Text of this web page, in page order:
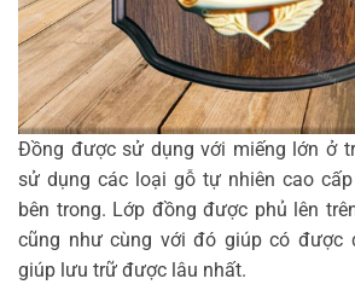
Đồng được sử dụng với miếng lớn ở
sử dụng các loại gỗ tự nhiên cao
bên trong. Lớp đồng được phủ lên
cũng như cùng với đó giúp có được
giúp lưu trữ được lâu nhất.